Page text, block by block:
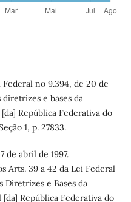
no 9.394, de 20 de
diretrizes e bases da
República Federativa do
1, p. 27833.
de abril de 1997.
Arts. 39 a 42 da Lei Federal
Diretrizes e Bases da
República Federativa do